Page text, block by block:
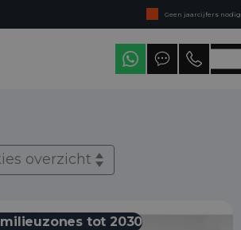
Geen jaarcijfers nodig
Direct uit voorraad leverbaar
Levering in heel Nederland
overzicht
tot 2030